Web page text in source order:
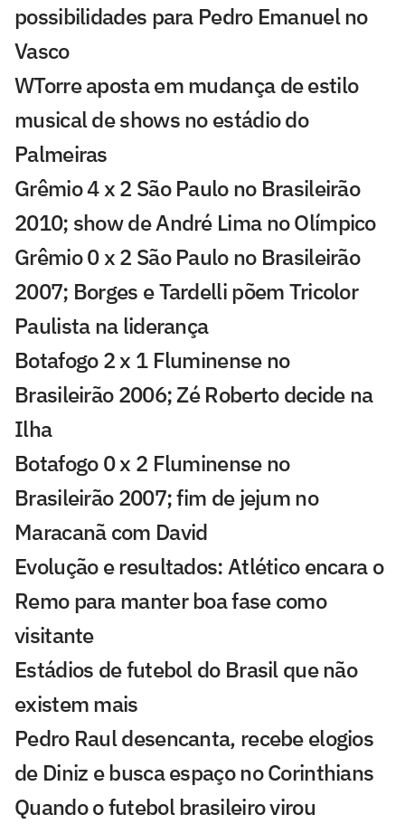
possibilidades para Pedro Emanuel no
Vasco
WTorre aposta em mudança de estilo
musical de shows no estádio do
Palmeiras
Grêmio 4 x 2 São Paulo no Brasileirão
2010; show de André Lima no Olímpico
Grêmio 0 x 2 São Paulo no Brasileirão
2007; Borges e Tardelli põem Tricolor
Paulista na liderança
Botafogo 2 x 1 Fluminense no
Brasileirão 2006; Zé Roberto decide na
Ilha
Botafogo 0 x 2 Fluminense no
Brasileirão 2007; fim de jejum no
Maracanã com David
Evolução e resultados: Atlético encara o
Remo para manter boa fase como
visitante
Estádios de futebol do Brasil que não
existem mais
Pedro Raul desencanta, recebe elogios
de Diniz e busca espaço no Corinthians
Quando o futebol brasileiro virou